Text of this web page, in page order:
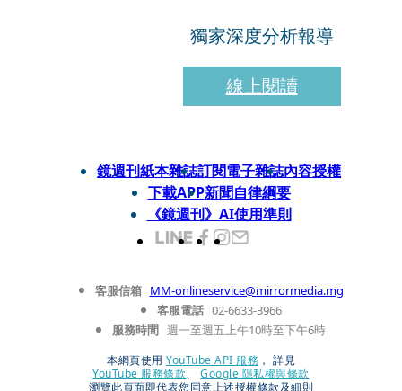
獨家深度分析報導
線上閱讀
鏡週刊紙本雜誌訂閱電子雜誌內容授權
下載APP新聞自律綱要
《鏡週刊》AI使用準則
客服信箱 MM-onlineservice@mirrormedia.mg
客服電話 02-6633-3966
服務時間 週一至週五上午10時至下午6時
本網頁使用 YouTube API 服務 ， 詳見
YouTube 服務條款、
Google 隱私權與條款
瀏覽此頁面即代表您同意上述授權條款及細則